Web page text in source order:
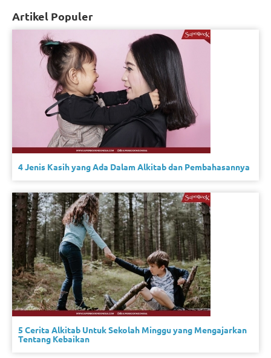
Artikel Populer
4 Jenis Kasih yang Ada Dalam Alkitab dan Pembahasannya
5 Cerita Alkitab Untuk Sekolah Minggu yang Mengajarkan
Tentang Kebaikan